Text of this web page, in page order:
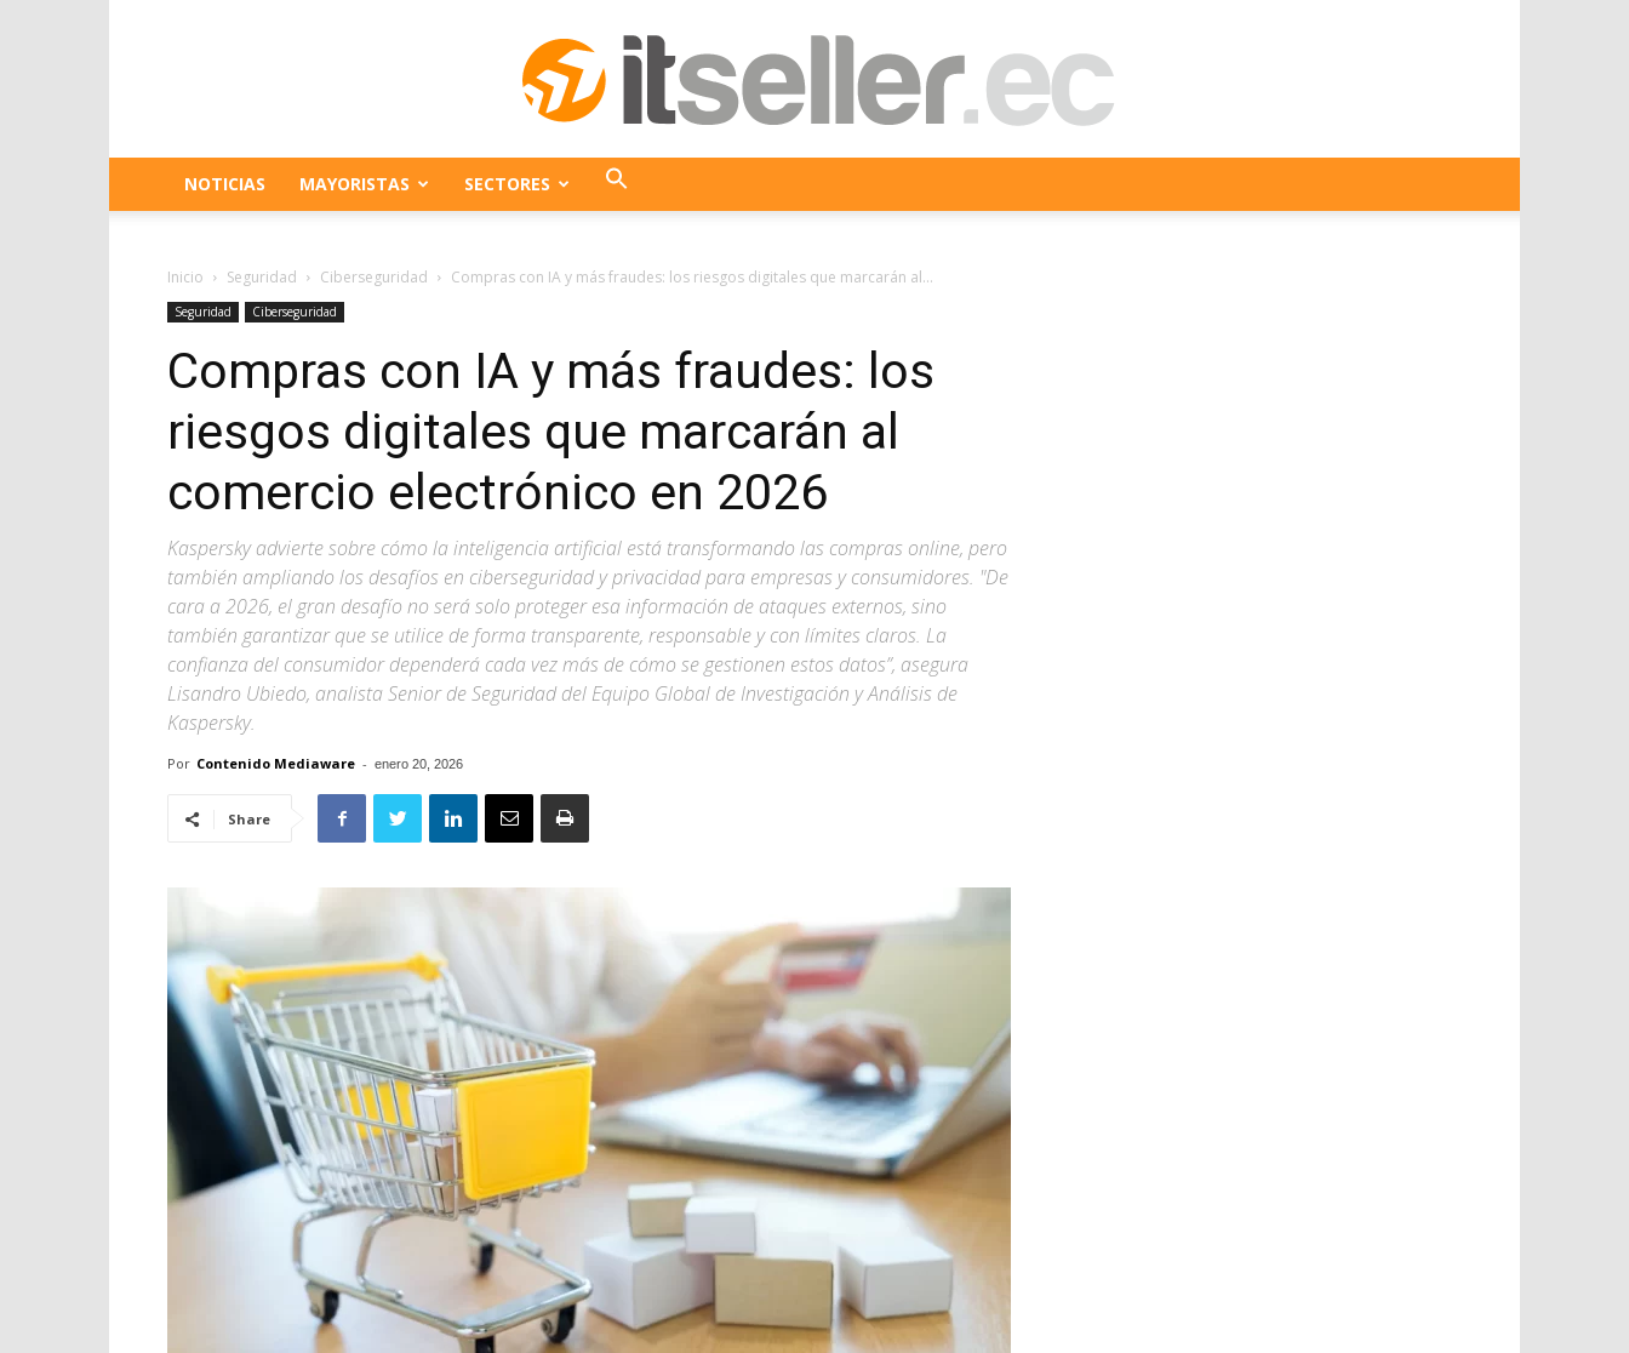
ITseller
Ecuador
NOTICIAS MAYORISTAS SECTORES
Inicio Seguridad Ciberseguridad Compras con IA y más fraudes: los riesgos digitales que marcarán al...
Seguridad Ciberseguridad
Compras con IA y más fraudes: los
riesgos digitales que marcarán al
comercio electrónico en 2026
Kaspersky advierte sobre cómo la inteligencia artificial está transformando las compras online, pero
también ampliando los desafíos en ciberseguridad y privacidad para empresas y consumidores. "De
cara a 2026, el gran desafío no será solo proteger esa información de ataques externos, sino
también garantizar que se utilice de forma transparente, responsable y con límites claros. La
confianza del consumidor dependerá cada vez más de cómo se gestionen estos datos”, asegura
Lisandro Ubiedo, analista Senior de Seguridad del Equipo Global de Investigación y Análisis de
Kaspersky.
Por Contenido Mediaware - enero 20, 2026
Share